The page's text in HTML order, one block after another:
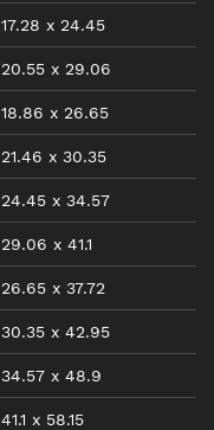
17.28 x 24.45
20.55 x 29.06
18.86 x 26.65
21.46 x 30.35
24.45 x 34.57
29.06 x 41.1
26.65 x 37.72
30.35 x 42.95
34.57 x 48.9
41.1 x 58.15